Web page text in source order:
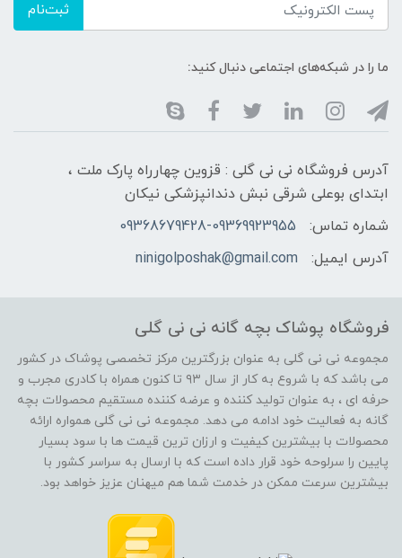
ثبت‌نام
ما را در شبکه‌های اجتماعی دنبال کنید:
آدرس فروشگاه نی نی گلی : قزوین چهارراه پارک ملت ،
ابتدای بوعلی شرقی نبش دندانپزشکی نیکان
شماره تماس:
09368679428-09369923955
آدرس ایمیل:
ninigolposhak@gmail.com
فروشگاه پوشاک بچه گانه نی نی گلی
مجموعه نی نی گلی به عنوان بزرگترین مرکز تخصصی پوشاک در کشور
می باشد که با شروع به کار از سال ۹۳ تا کنون همراه با کادری مجرب و
حرفه ای ، به عنوان تولید کننده و عرضه کننده مستقیم محصولات بچه
گانه به فعالیت خود ادامه می دهد. مجموعه نی نی گلی همواره ارائه
محصولات با بیشترین کیفیت و ارزان ترین قیمت ها با سود بسیار
پایین را سرلوحه خود قرار داده است که با ارسال به سراسر کشور با
بیشترین سرعت ممکن در خدمت شما هم میهنان عزیز خواهد بود.